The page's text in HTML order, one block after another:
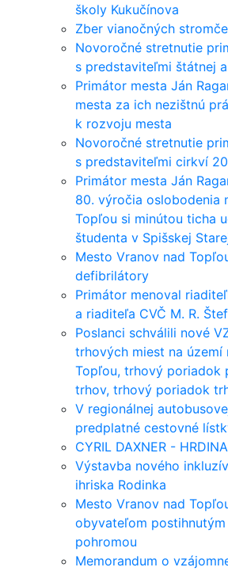
školy Kukučínova
Zber vianočných
Novoročné stretnutie
s predstaviteľmi štátnej
Primátor mesta Ján
mesta za ich nezištnú
k rozvoju mesta
Novoročné stretnutie
s predstaviteľmi cirkví
Primátor mesta Ján
80. výročia oslobodenia
Topľou si minútou ticha
študenta v Spišskej
Mesto Vranov nad
defibrilátory
Primátor menoval
a riaditeľa CVČ M. R.
Poslanci schválili nové
trhových miest na území
Topľou, trhový poriadok
trhov, trhový poriadok
V regionálnej
predplatné cestovné
CYRIL DAXNER -
Výstavba nového
ihriska Rodinka
Mesto Vranov nad
obyvateľom
pohromou
Memorandum o